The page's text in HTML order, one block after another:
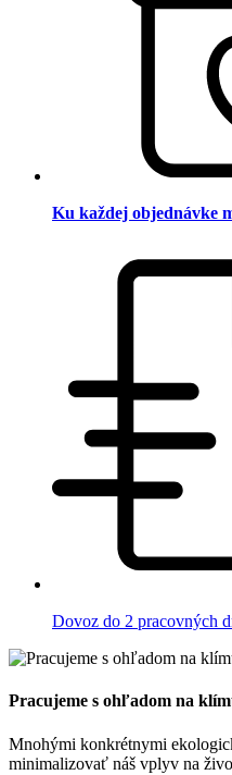
Ku každej objednávke
Dovoz do 2 pracovných
Pracujeme s ohľadom na
Mnohými konkrétnymi
minimalizovať náš vplyv na